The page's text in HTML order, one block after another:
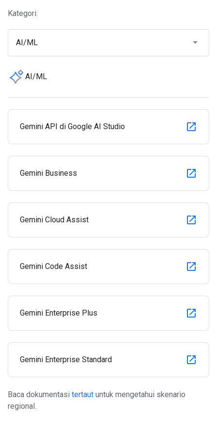
Kategori:
AI/ML
AI/ML
Gemini API di Google AI Studio
Gemini Business
Gemini Cloud Assist
Gemini Code Assist
Gemini Enterprise Plus
Gemini Enterprise Standard
Baca dokumentasi tertaut untuk mengetahui skenario
regional.